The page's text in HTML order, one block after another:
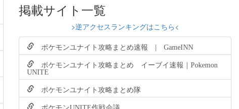
掲載サイト一覧
>逆アクセスランキングはこちら<
ポケモンユナイト攻略まとめ速報 | GameINN
ポケモンユナイト攻略まとめ イーブイ速報｜Pokemon
UNITE
ポケモンユナイト攻略まとめ隊
ポケモンUNITE作戦会議